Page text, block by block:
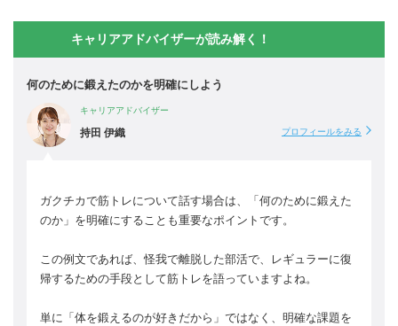
キャリアアドバイザーが読み解く！
何のために鍛えたのかを明確にしよう
キャリアアドバイザー
持田 伊織 プロフィールをみる
ガクチカで筋トレについて話す場合は、「何のために鍛えた
のか」を明確にすることも重要なポイントです。
この例文であれば、怪我で離脱した部活で、レギュラーに復
帰するための手段として筋トレを語っていますよね。
単に「体を鍛えるのが好きだから」ではなく、明確な課題を